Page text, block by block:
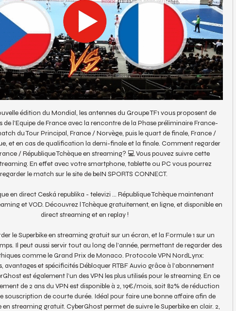
édition du Mondial, les antennes du Groupe TF1 vous proposent de
de l’Equipe de France avec la rencontre de la Phase préliminaire France-
du Tour Principal, France / Norvège, puis le quart de finale, France /
et en cas de qualification la demi-finale et la finale. Comment regarder
/ République Tchèque en streaming? 💻 Vous pouvez suivre cette
En effet avec votre smartphone, tablette ou PC vous pourrez
regarder le match sur le site de beIN SPORTS CONNECT.
en direct Ceská republika - televizi ... République Tchèque maintenant
et VOD. Découvrez l Tchèque gratuitement, en ligne, et disponible en
direct streaming et en replay !
le Superbike en streaming gratuit sur un écran, et la Formule 1 sur un
Il peut aussi servir tout au long de l’année, permettant de regarder des
comme le Grand Prix de Monaco. Protocole VPN NordLynx:
avantages et spécificités Débloquer RTBF Auvio grâce à l’abonnement
est également l’un des VPN les plus utilisés pour le streaming. En ce
de 2 ans du VPN est disponible à 2, 19€/mois, soit 82% de réduction
souscription de courte durée. Idéal pour faire une bonne affaire afin de
en streaming gratuit. CyberGhost permet de suivre le Superbike en clair. 2,